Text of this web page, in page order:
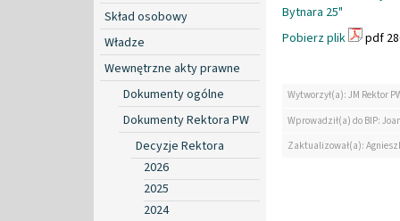
Skład osobowy
Władze
Wewnętrzne akty prawne
Dokumenty ogólne
Dokumenty Rektora PW
Decyzje Rektora
2026
2025
2024
Bytnara 25"
Pobierz plik
pdf
Wytworzył(a): JM Rektor
Wprowadził(a) do BIP:
Zaktualizował(a):